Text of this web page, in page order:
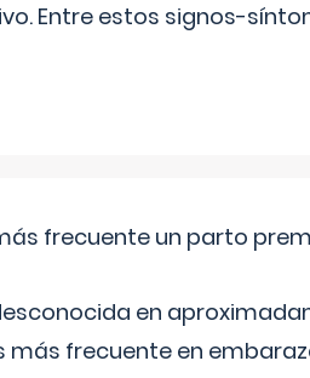
Entre estos signos-
frecuente un parto
en
más frecuente en